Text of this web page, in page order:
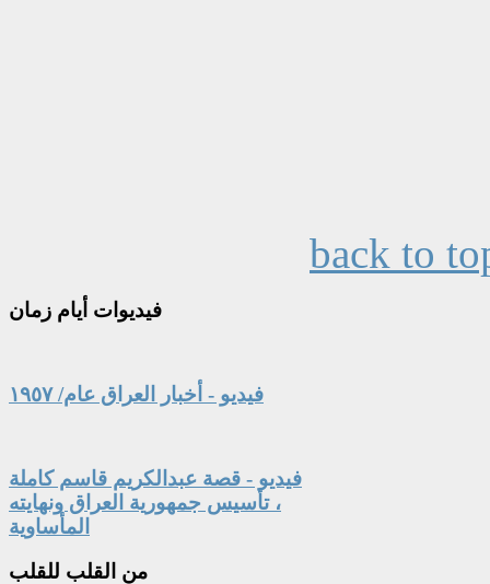
back to
فيديوات أيام زمان
فيديو - أخبار العراق عام/ ١٩٥٧
فيديو - قصة عبدالكريم قاسم كاملة
، تأسيس جمهورية العراق ونهايته
المأساوية
من القلب للقلب